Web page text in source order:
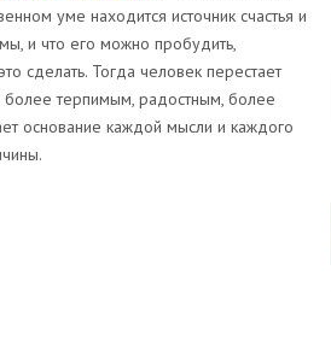
уме находится источник счастья и
и что его можно пробудить,
сделать. Тогда человек перестает
более терпимым, радостным, более
основание каждой мысли и каждого